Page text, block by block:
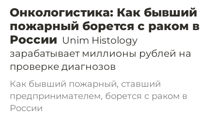
Онкологистика: Как бывший
пожарный борется с раком в
России Unim Histology
зарабатывает миллионы рублей на
проверке диагнозов
Как бывший пожарный, ставший
предпринимателем, борется с раком в
России